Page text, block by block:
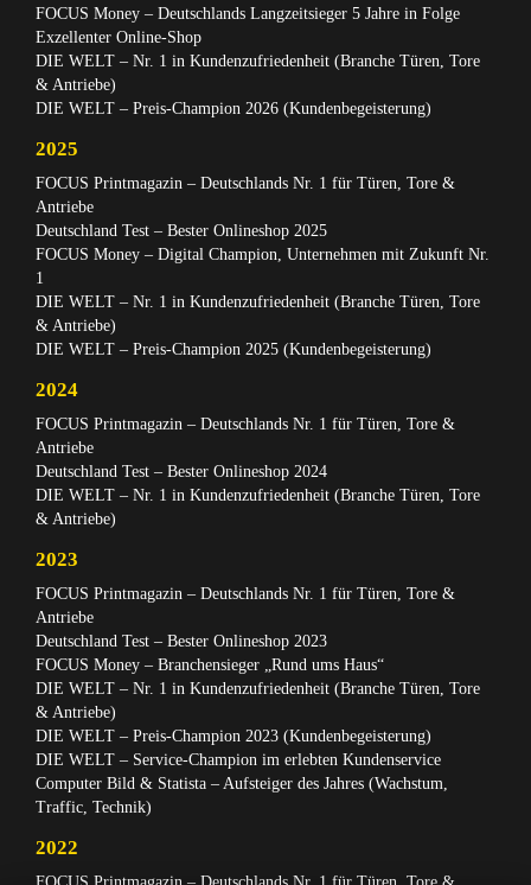
FOCUS Money – Deutschlands Langzeitsieger 5 Jahre in Folge
Exzellenter Online-Shop
DIE WELT – Nr. 1 in Kundenzufriedenheit (Branche Türen, Tore
& Antriebe)
DIE WELT – Preis-Champion 2026 (Kundenbegeisterung)
2025
FOCUS Printmagazin – Deutschlands Nr. 1 für Türen, Tore &
Antriebe
Deutschland Test – Bester Onlineshop 2025
FOCUS Money – Digital Champion, Unternehmen mit Zukunft Nr.
1
DIE WELT – Nr. 1 in Kundenzufriedenheit (Branche Türen, Tore
& Antriebe)
DIE WELT – Preis-Champion 2025 (Kundenbegeisterung)
2024
FOCUS Printmagazin – Deutschlands Nr. 1 für Türen, Tore &
Antriebe
Deutschland Test – Bester Onlineshop 2024
DIE WELT – Nr. 1 in Kundenzufriedenheit (Branche Türen, Tore
& Antriebe)
2023
FOCUS Printmagazin – Deutschlands Nr. 1 für Türen, Tore &
Antriebe
Deutschland Test – Bester Onlineshop 2023
FOCUS Money – Branchensieger „Rund ums Haus“
DIE WELT – Nr. 1 in Kundenzufriedenheit (Branche Türen, Tore
& Antriebe)
DIE WELT – Preis-Champion 2023 (Kundenbegeisterung)
DIE WELT – Service-Champion im erlebten Kundenservice
Computer Bild & Statista – Aufsteiger des Jahres (Wachstum,
Traffic, Technik)
2022